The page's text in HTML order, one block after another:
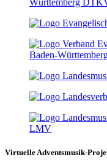
Virtuelle Adventsmusik-